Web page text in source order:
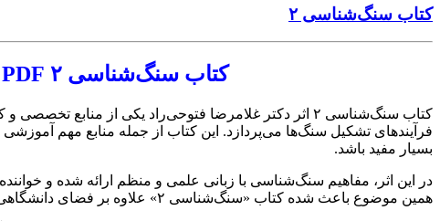
کتاب سنگ‌شناسی ۲
کتاب سنگ‌شناسی ۲ PDF | مرجعی کاربردی برای شناخت سنگ‌ها و فرآیندهای زمین‌شناسی
کتاب سنگ‌شناسی ۲ اثر دکتر غلامرضا فتوحی‌راد یکی
فرآیندهای تشکیل سنگ‌ها می‌پردازد. این کتاب از جمله منابع مهم
بسیار مفید باشد.
در این اثر، مفاهیم سنگ‌شناسی با زبانی علمی و منظم ارائه شده و
همین موضوع باعث شده کتاب «سنگ‌شناسی ۲» علاوه بر فضای دانشگاهی، برای پژوهشگران و علاقه‌مندان به مطالعات زمین‌شناسی نیز اثری ارزشمند باشد.